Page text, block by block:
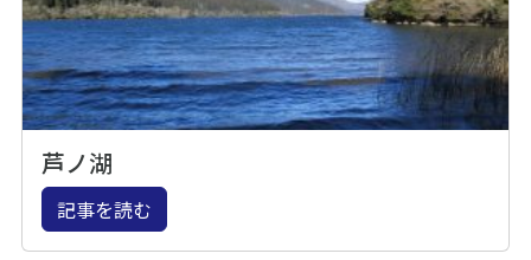
芦ノ湖
記事を読む